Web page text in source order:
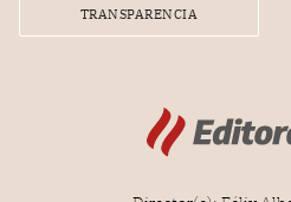
TRANSPARENCIA